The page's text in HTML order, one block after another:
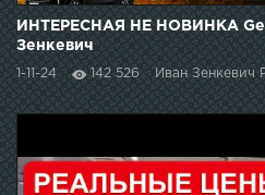
ИНТЕРЕСНАЯ НЕ НОВИНКА
Зенкевич
1-11-24 142 526 Иван Зенкевич